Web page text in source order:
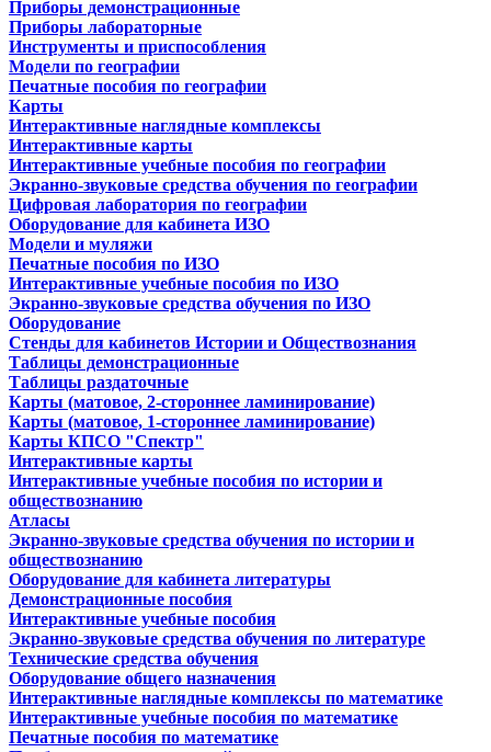
Приборы демонстрационные
Приборы лабораторные
Инструменты и приспособления
Модели по географии
Печатные пособия по географии
Карты
Интерактивные наглядные комплексы
Интерактивные карты
Интерактивные учебные пособия по географии
Экранно-звуковые средства обучения по географии
Цифровая лаборатория по географии
Оборудование для кабинета ИЗО
Модели и муляжи
Печатные пособия по ИЗО
Интерактивные учебные пособия по ИЗО
Экранно-звуковые средства обучения по ИЗО
Оборудование
Стенды для кабинетов Истории и Обществознания
Таблицы демонстрационные
Таблицы раздаточные
Карты (матовое, 2-стороннее ламинирование)
Карты (матовое, 1-стороннее ламинирование)
Карты КПСО "Спектр"
Интерактивные карты
Интерактивные учебные пособия по истории и
обществознанию
Атласы
Экранно-звуковые средства обучения по истории и
обществознанию
Оборудование для кабинета литературы
Демонстрационные пособия
Интерактивные учебные пособия
Экранно-звуковые средства обучения по литературе
Технические средства обучения
Оборудование общего назначения
Интерактивные наглядные комплексы по математике
Интерактивные учебные пособия по математике
Печатные пособия по математике